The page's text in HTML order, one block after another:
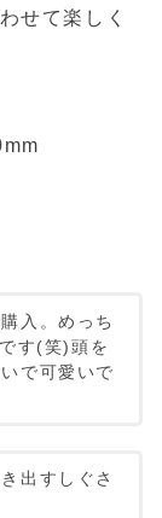
せて楽しく
入。めっち
す(笑)頭を
で可愛いで
出すしぐさ